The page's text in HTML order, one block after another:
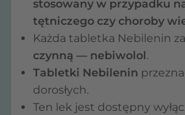
stosowany w przypadku
tętniczego czy choroby
Każda tabletka Nebilenin
czynną — nebiwolol .
Tabletki Nebilenin
dorosłych.
Ten lek jest dostępny